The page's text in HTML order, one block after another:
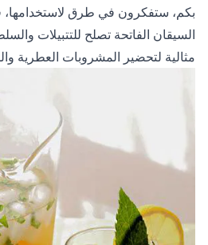
بكم، ستفكرون في طرق لاستخدامها،
السيقان الفاتحة تصلح للتتبيلات
مثالية لتحضير المشروبات العطرية